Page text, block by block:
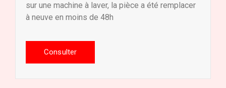
sur une machine à laver, la pièce a été remplacer
à neuve en moins de 48h
Consulter